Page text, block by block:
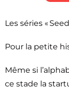
Les séries « Seed
Pour la petite
Même si
ce stade la